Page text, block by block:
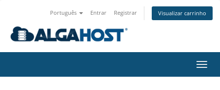
Português Entrar Registrar Visualizar carrinho